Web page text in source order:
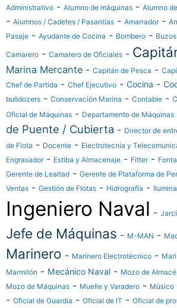
Administrativo - Alumno de máquinas - Alumno
- Alumnos / Cadetes / Pasantías - Amarrador-
Pasaje - Ayudante de Cocina - Bombero - Buzos
Camarero - Camarero de Oficiales -
Marina Mercante - Capitán de Pesca -
Chef de Partida - Chef Ejecutivo - Cocina -
bulldozers - Conservación Marina - Contable -
Oficial de Máquinas - Departamento de Máquinas
de Puente / Cubierta - Director de
de Flota - Docente - Electrotecnia y
Engrasador- Estiba y Almacenaje - Fitter-
Gerente de Lealtad - Gerente de Plataforma de
Ventas - Gestión de Flotas - Hidrografía -
Ingeniero Naval -
Jefe de Máquinas - M-MAN -
Marinero - Marinero Electrotécnico -
Marmitón - Mecánico Naval - Mozo de
Mozo de Máquinas - Muelle y Varadero - Músico
- Oficial de Guardia - Oficial de IT - Oficial de